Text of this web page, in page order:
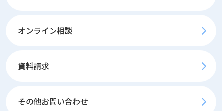
オンライン相談
資料請求
その他お問い合わせ